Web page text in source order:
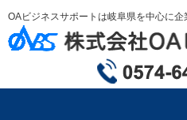
OAビジネスサポートは岐阜県を中心に